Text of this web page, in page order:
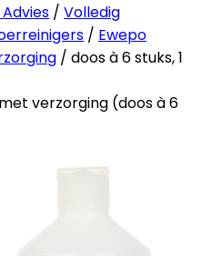
/ Volledig
/ Ewepo
/ doos à 6 stuks, 1
verzorging (doos à 6